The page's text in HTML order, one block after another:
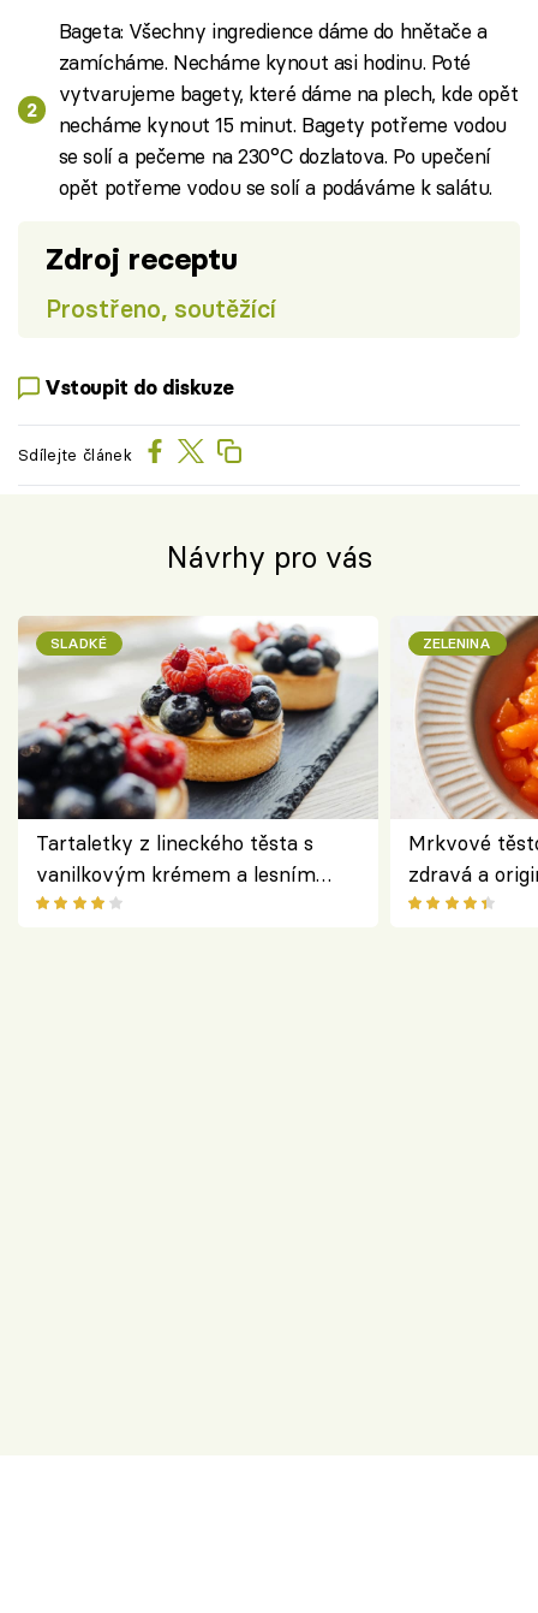
Bageta: Všechny ingredience dáme do hnětače a
zamícháme. Necháme kynout asi hodinu. Poté
vytvarujeme bagety, které dáme na plech, kde opět
necháme kynout 15 minut. Bagety potřeme vodou
se solí a pečeme na 230°C dozlatova. Po upečení
opět potřeme vodou se solí a podáváme k salátu.
Zdroj receptu
Prostřeno, soutěžící
Vstoupit do diskuze
Sdílejte článek
Návrhy pro vás
SLADKÉ
Tartaletky z lineckého těsta s
vanilkovým krémem a lesním
ovocem podle Bread Society
ZELENINA
Mrkvové
zdravá a
klasiky